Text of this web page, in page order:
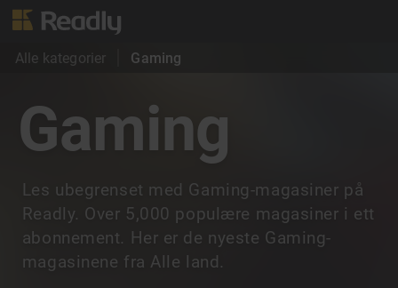
Alle kategorier Gaming
Gaming
Les ubegrenset med Gaming-magasiner på
Readly. Over 5,000 populære magasiner i ett
abonnement. Her er de nyeste Gaming-
magasinene fra Alle land.